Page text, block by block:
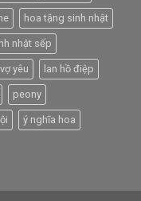
hoa tặng sinh nhật
nhật sếp
yêu lan hồ điệp
peony
ý nghĩa hoa